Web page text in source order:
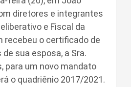
diretores e integrantes
e Fiscal da
recebeu o certificado de
sua esposa, a Sra.
para um novo mandato
o quadriênio 2017/2021.